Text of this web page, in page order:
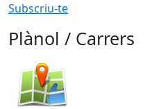
Subscriu-te
Plànol / Carrers